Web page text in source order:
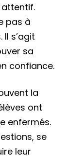
pas à
s’agit
sa
confiance.
la
ont
enfermés.
se
leur